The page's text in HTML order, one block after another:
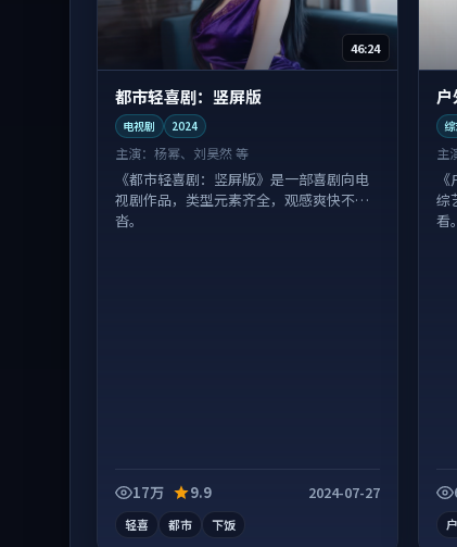
46:24
都市轻喜剧：竖屏版
电视剧 2024
主演： 杨幂、刘昊然 等
《都市轻喜剧：竖屏版》是一部喜剧向电
视剧作品，类型元素齐全，观感爽快不拖
沓。
17万 9.9 2024-07-27
轻喜 都市 下饭
主
综
看。